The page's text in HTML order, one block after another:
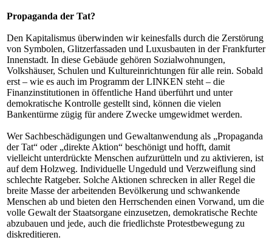
Propaganda der Tat?
Den Kapitalismus überwinden wir keinesfalls durch die Zerstörung
von Symbolen, Glitzerfassaden und Luxusbauten in der Frankfurter
Innenstadt. In diese Gebäude gehören Sozialwohnungen,
Volkshäuser, Schulen und Kultureinrichtungen für alle rein. Sobald
erst – wie es auch im Programm der LINKEN steht – die
Finanzinstitutionen in öffentliche Hand überführt und unter
demokratische Kontrolle gestellt sind, können die vielen
Bankentürme zügig für andere Zwecke umgewidmet werden.
Wer Sachbeschädigungen und Gewaltanwendung als „Propaganda
der Tat“ oder „direkte Aktion“ beschönigt und hofft, damit
vielleicht unterdrückte Menschen aufzurütteln und zu aktivieren, ist
auf dem Holzweg. Individuelle Ungeduld und Verzweiflung sind
schlechte Ratgeber. Solche Aktionen schrecken in aller Regel die
breite Masse der arbeitenden Bevölkerung und schwankende
Menschen ab und bieten den Herrschenden einen Vorwand, um die
volle Gewalt der Staatsorgane einzusetzen, demokratische Rechte
abzubauen und jede, auch die friedlichste Protestbewegung zu
diskreditieren.